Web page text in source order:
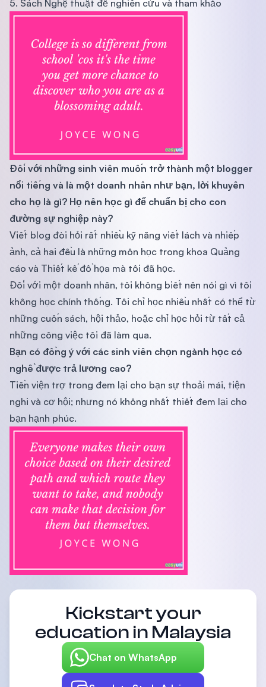
5. Sách Nghệ thuật để nghiên cứu và tham khảo
Đối với những sinh viên muốn trở thành một blogger
nổi tiếng và là một doanh nhân như bạn, lời khuyên
cho họ là gì? Họ nên học gì để chuẩn bị cho con
đường sự nghiệp này?
Viết blog đòi hỏi rất nhiều kỹ năng viết lách và nhiếp
ảnh, cả hai đều là những môn học trong khoa Quảng
cáo và Thiết kế đồ họa mà tôi đã học.
Đối với một doanh nhân, tôi không biết nên nói gì vì tôi
không học chính thống. Tôi chỉ học nhiều nhất có thể từ
những cuốn sách, hội thảo, hoặc chỉ học hỏi từ tất cả
những công việc tôi đã làm qua.
Bạn có đồng ý với các sinh viên chọn ngành học có
nghề được trả lương cao?
Tiền viện trợ trong đem lại cho bạn sự thoải mái, tiện
nghi và cơ hội; nhưng nó không nhất thiết đem lại cho
bạn hạnh phúc.
Kickstart your
education in Malaysia
Chat on WhatsApp